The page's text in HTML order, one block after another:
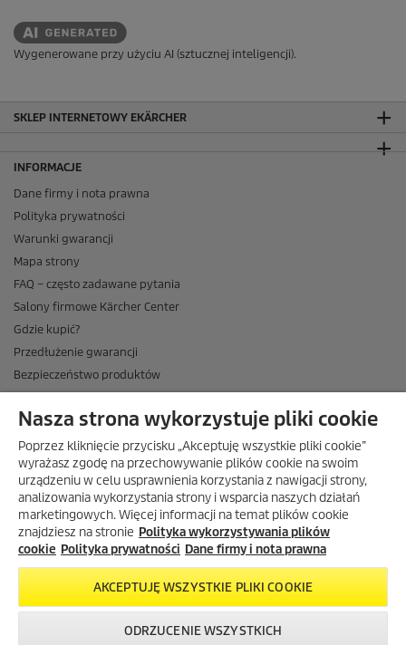
Wygenerowane przy użyciu AI (sztucznej inteligencji).
SKLEP INTERNETOWY EKÄRCHER
INFORMACJE
Dane firmy i nota prawna
Polityka prywatności
Warunki gwarancji
Mapa strony
FAQ – często zadawane pytania
Salony firmowe Kärcher Center
Gdzie kupić?
Przedłużenie gwarancji
Bezpieczeństwo produktów
Newsletter Kärcher
ADRES
BIURO OBSŁUGI KLIENTA
OPINIE O EKÄRCHER
DOSTAWA W EKÄRCHER
METODY PŁATNOŚCI DOSTĘPNE W EKÄRCHER
Nasza strona wykorzystuje pliki cookie
Poprzez kliknięcie przycisku „Akceptuję wszystkie pliki cookie”
wyrażasz zgodę na przechowywanie plików cookie na swoim
urządzeniu w celu usprawnienia korzystania z nawigacji strony,
analizowania wykorzystania strony i wsparcia naszych działań
marketingowych. Więcej informacji na temat plików cookie
znajdziesz na stronie Polityka wykorzystywania plików
cookie Polityka prywatności Dane firmy i nota prawna
AKCEPTUJĘ WSZYSTKIE PLIKI COOKIE
ODRZUCENIE WSZYSTKICH